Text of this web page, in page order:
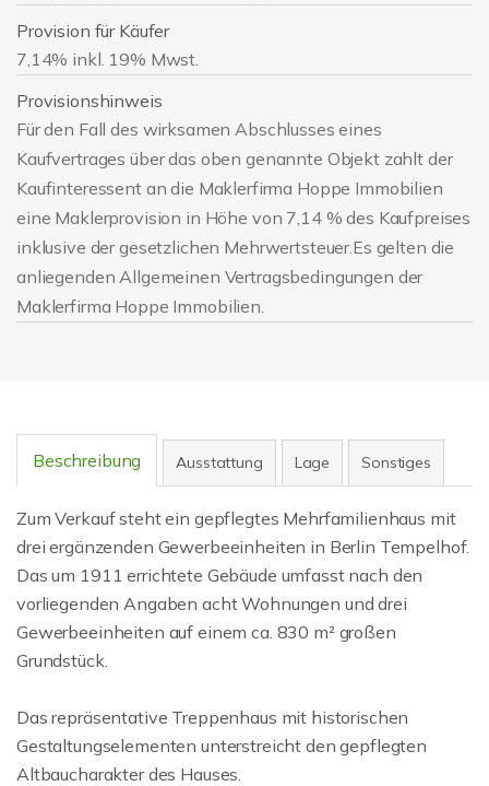
Provision für Käufer
7,14% inkl. 19% Mwst.
Provisionshinweis
Für den Fall des wirksamen Abschlusses eines
Kaufvertrages über das oben genannte Objekt zahlt der
Kaufinteressent an die Maklerfirma Hoppe Immobilien
eine Maklerprovision in Höhe von 7,14 % des Kaufpreises
inklusive der gesetzlichen Mehrwertsteuer.Es gelten die
anliegenden Allgemeinen Vertragsbedingungen der
Maklerfirma Hoppe Immobilien.
Beschreibung Ausstattung Lage Sonstiges
Zum Verkauf steht ein gepflegtes Mehrfamilienhaus mit
drei ergänzenden Gewerbeeinheiten in Berlin Tempelhof.
Das um 1911 errichtete Gebäude umfasst nach den
vorliegenden Angaben acht Wohnungen und drei
Gewerbeeinheiten auf einem ca. 830 m² großen
Grundstück.
Das repräsentative Treppenhaus mit historischen
Gestaltungselementen unterstreicht den gepflegten
Altbaucharakter des Hauses.